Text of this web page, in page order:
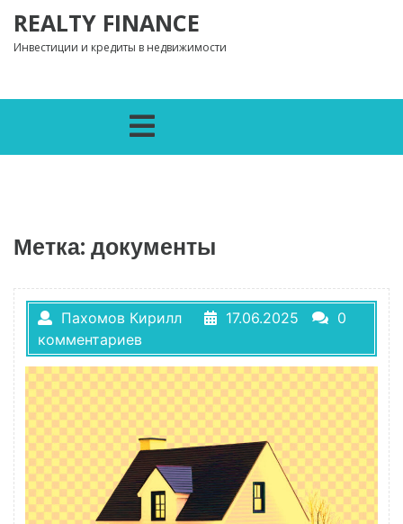
REALTY FINANCE
Инвестиции и кредиты в недвижимости
Метка: документы
Пахомов Кирилл 17.06.2025
0
комментариев